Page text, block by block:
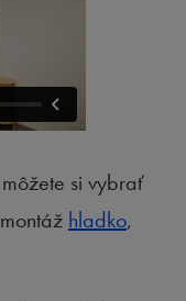
si vybrať
hladko,